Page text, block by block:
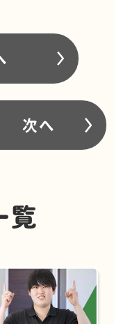
次へ
覧